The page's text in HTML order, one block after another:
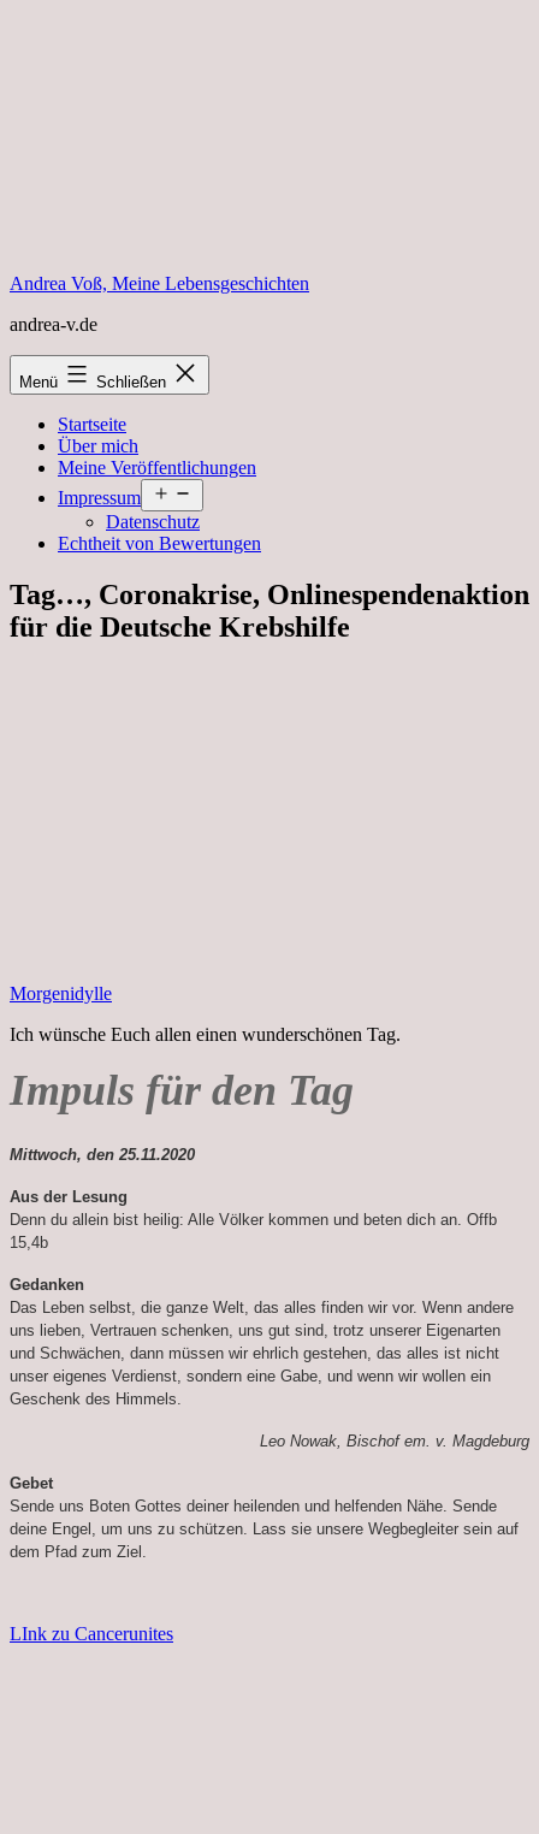
Andrea Voß, Meine Lebensgeschichten
andrea-v.de
Menü Schließen
Startseite
Über mich
Meine Veröffentlichungen
Impressum
öffnen
Datenschutz
Echtheit von Bewertungen
Tag…, Coronakrise, Onlinespendenaktion
für die Deutsche Krebshilfe
Morgenidylle
Ich wünsche Euch allen einen wunderschönen Tag.
Impuls für den Tag
Mittwoch, den 25.11.2020
Aus der Lesung
Denn du allein bist heilig: Alle Völker kommen und beten dich an. Offb
15,4b
Gedanken
Das Leben selbst, die ganze Welt, das alles finden wir vor. Wenn andere
uns lieben, Vertrauen schenken, uns gut sind, trotz unserer Eigenarten
und Schwächen, dann müssen wir ehrlich gestehen, das alles ist nicht
unser eigenes Verdienst, sondern eine Gabe, und wenn wir wollen ein
Geschenk des Himmels.
Leo Nowak, Bischof em. v. Magdeburg
Gebet
Sende uns Boten Gottes deiner heilenden und helfenden Nähe. Sende
deine Engel, um uns zu schützen. Lass sie unsere Wegbegleiter sein auf
dem Pfad zum Ziel.
LInk zu Cancerunites